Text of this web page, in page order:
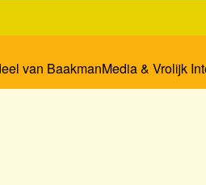
van BaakmanMedia& Vrolijk